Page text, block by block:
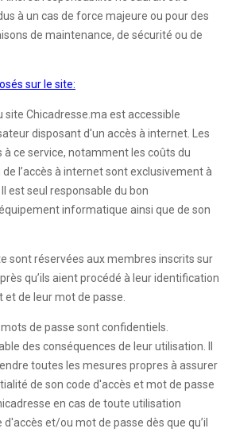
à un cas de force majeure ou pour des
de maintenance, de sécurité ou de
sur le site:
site Chicadresse.ma est accessible
disposant d'un accès à internet. Les
ce service, notamment les coûts du
l’accès à internet sont exclusivement à
est seul responsable du bon
informatique ainsi que de son
sont réservées aux membres inscrits sur
qu’ils aient procédé à leur identification
et de leur mot de passe.
de passe sont confidentiels.
des conséquences de leur utilisation. Il
toutes les mesures propres à assurer
de son code d'accès et mot de passe
en cas de toute utilisation
et/ou mot de passe dès que qu’il